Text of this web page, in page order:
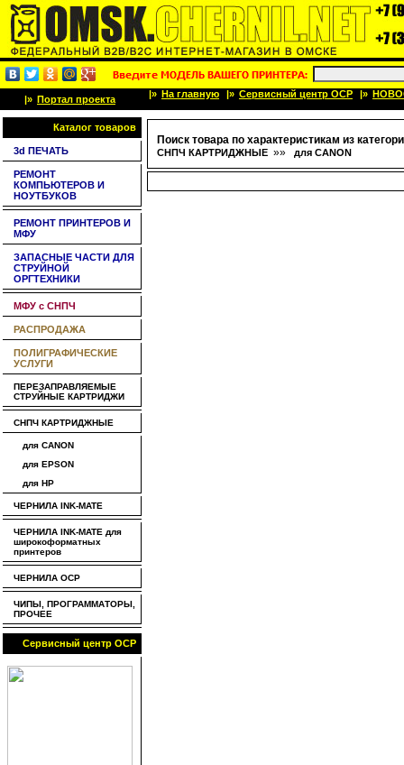
|» Портал проекта |» На главную |» Сервисный центр OCP |»
Каталог товаров
3d ПЕЧАТЬ
РЕМОНТ
КОМПЬЮТЕРОВ И
НОУТБУКОВ
РЕМОНТ ПРИНТЕРОВ И
МФУ
ЗАПАСНЫЕ ЧАСТИ ДЛЯ
СТРУЙНОЙ
ОРГТЕХНИКИ
МФУ с СНПЧ
РАСПРОДАЖА
ПОЛИГРАФИЧЕСКИЕ
УСЛУГИ
ПЕРЕЗАПРАВЛЯЕМЫЕ
СТРУЙНЫЕ КАРТРИДЖИ
СНПЧ КАРТРИДЖНЫЕ
для CANON
для EPSON
для HP
ЧЕРНИЛА INK-MATE
ЧЕРНИЛА INK-MATE для
широкоформатных
принтеров
ЧЕРНИЛА OCP
ЧИПЫ, ПРОГРАММАТОРЫ,
ПРОЧЕЕ
Сервисный центр OCP
Поиск товара по характеристикам из
СНПЧ КАРТРИДЖНЫЕ »» для CANON